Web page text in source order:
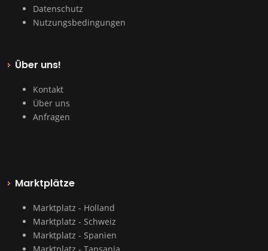
Datenschutz
Nutzungsbedingungen
Über uns!
Kontakt
Über uns
Anfragen
Marktplätze
Marktplatz - Holland
Marktplatz - Schweiz
Marktplatz - Spanien